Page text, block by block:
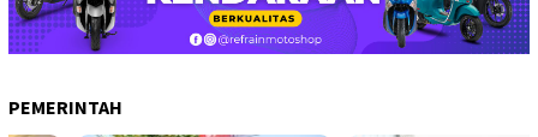
PEMERINTAH